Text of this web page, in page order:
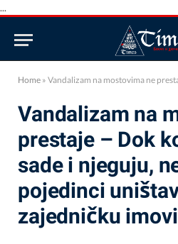
...
Home » Vandalizam na mostovima ne prestaje – Dok komunalci sade i
Vandalizam na
prestaje – Dok
sade i njeguju,
pojedinci
zajedničku